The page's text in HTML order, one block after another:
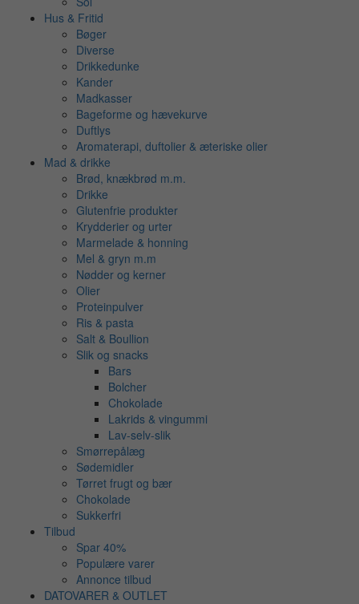
Hus & Fritid
Bøger
Diverse
Drikkedunke
Kander
Madkasser
Bageforme og hævekurve
Duftlys
Aromaterapi, duftolier & æteriske olier
Mad & drikke
Brød, knækbrød m.m.
Drikke
Glutenfrie produkter
Krydderier og urter
Marmelade & honning
Mel & gryn m.m
Nødder og kerner
Olier
Proteinpulver
Ris & pasta
Salt & Boullion
Slik og snacks
Bars
Bolcher
Chokolade
Lakrids & vingummi
Lav-selv-slik
Smørrepålæg
Sødemidler
Tørret frugt og bær
Chokolade
Sukkerfri
Tilbud
Spar 40%
Populære varer
Annonce tilbud
DATOVARER & OUTLET